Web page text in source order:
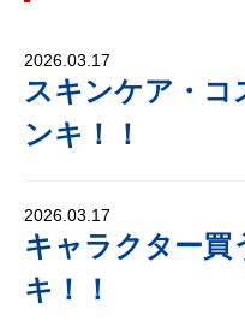
2026.03.17
スキンケア・コ
ンキ！！
2026.03.17
キャラクター買
キ！！